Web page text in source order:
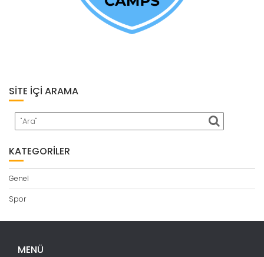
SITE İÇI ARAMA
KATEGORILER
Genel
Spor
MENÜ